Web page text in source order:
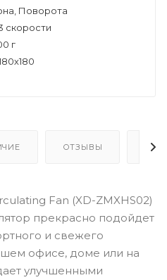
Поворота
скорости
г
ОТЗЫВЫ
Fan (XD-ZMXHS02)
прекрасно подойдет
и свежего
офисе, доме или на
улучшенными